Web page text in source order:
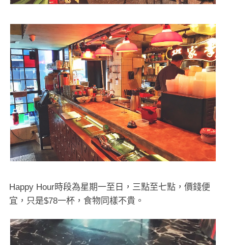
Happy Hour時段為星期一至日，三點至七點，價錢便
宜，只是$78一杯，食物同樣不貴。